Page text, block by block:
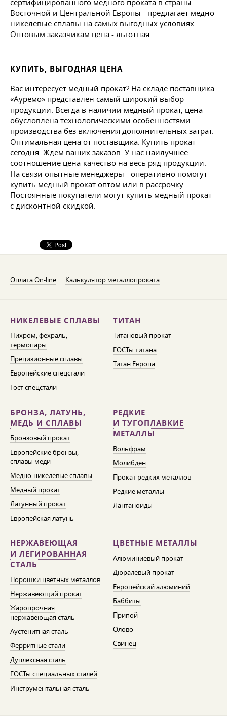
сертифицированного медного проката в страны
Восточной и Центральной Европы - предлагает медно-
никелевые сплавы на самых выгодных условиях.
Оптовым заказчикам цена - льготная.
КУПИТЬ, ВЫГОДНАЯ ЦЕНА
Вас интересует медный прокат? На складе поставщика
«Ауремо» представлен самый широкий выбор
продукции. Всегда в наличии медный прокат, цена -
обусловлена технологическими особенностями
производства без включения дополнительных затрат.
Оптимальная цена от поставщика. Купить прокат
сегодня. Ждем ваших заказов. У нас наилучшее
соотношение цена-качество на весь ряд продукции.
На связи опытные менеджеры - оперативно помогут
купить медный прокат оптом или в рассрочку.
Постоянные покупатели могут купить медный прокат
с дисконтной скидкой.
Оплата On-line Калькулятор металлопроката
НИКЕЛЕВЫЕ СПЛАВЫ
Нихром, фехраль,
термопары
Прецизионные сплавы
Европейские спецстали
Гост спецстали
ТИТАН
Титановый прокат
ГОСТы титана
Титан Европа
БРОНЗА, ЛАТУНЬ,
МЕДЬ И СПЛАВЫ
Бронзовый прокат
Европейские бронзы,
сплавы меди
Медно-никелевые сплавы
Медный прокат
Латунный прокат
Европейская латунь
РЕДКИЕ
И ТУГОПЛАВКИЕ
МЕТАЛЛЫ
Вольфрам
Молибден
Прокат редких металлов
Редкие металлы
Лантаноиды
НЕРЖАВЕЮЩАЯ
И ЛЕГИРОВАННАЯ
СТАЛЬ
Порошки цветных металлов
Нержавеющий прокат
Жаропрочная
нержавеющая сталь
Аустенитная сталь
Ферритные стали
Дуплексная сталь
ГОСТы специальных сталей
Инструментальная сталь
ЦВЕТНЫЕ МЕТАЛЛЫ
Алюминиевый прокат
Дюралевый прокат
Европейский алюминий
Баббиты
Припой
Олово
Свинец